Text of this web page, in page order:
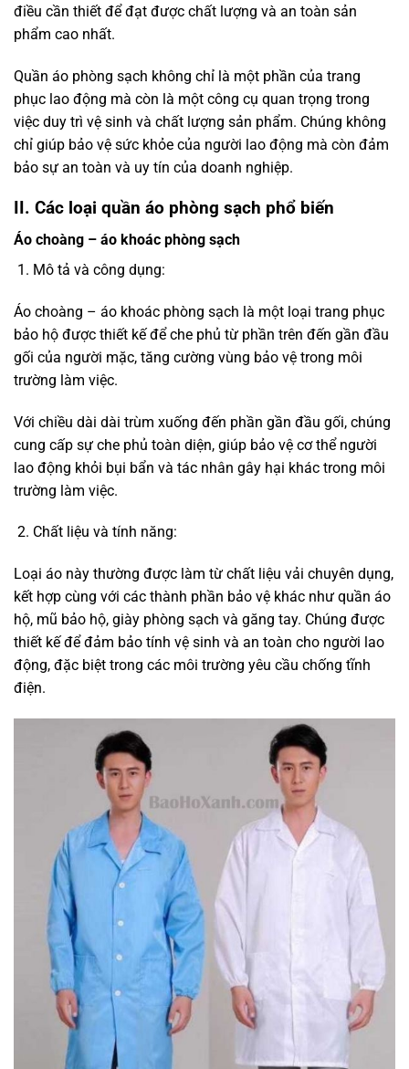
điều cần thiết để đạt được chất lượng và an toàn sản
phẩm cao nhất.
Quần áo phòng sạch không chỉ là một phần của trang
phục lao động mà còn là một công cụ quan trọng trong
việc duy trì vệ sinh và chất lượng sản phẩm. Chúng không
chỉ giúp bảo vệ sức khỏe của người lao động mà còn đảm
bảo sự an toàn và uy tín của doanh nghiệp.
II. Các loại quần áo phòng sạch phổ biến
Áo choàng – áo khoác phòng sạch
Mô tả và công dụng:
Áo choàng – áo khoác phòng sạch là một loại trang phục
bảo hộ được thiết kế để che phủ từ phần trên đến gần đầu
gối của người mặc, tăng cường vùng bảo vệ trong môi
trường làm việc.
Với chiều dài dài trùm xuống đến phần gần đầu gối, chúng
cung cấp sự che phủ toàn diện, giúp bảo vệ cơ thể người
lao động khỏi bụi bẩn và tác nhân gây hại khác trong môi
trường làm việc.
Chất liệu và tính năng:
Loại áo này thường được làm từ chất liệu vải chuyên dụng,
kết hợp cùng với các thành phần bảo vệ khác như quần áo
hộ, mũ bảo hộ, giày phòng sạch và găng tay. Chúng được
thiết kế để đảm bảo tính vệ sinh và an toàn cho người lao
động, đặc biệt trong các môi trường yêu cầu chống tĩnh
điện.